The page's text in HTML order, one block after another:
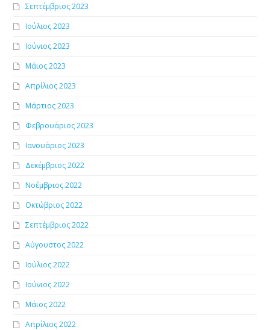
Σεπτέμβριος 2023
Ιούλιος 2023
Ιούνιος 2023
Μάιος 2023
Απρίλιος 2023
Μάρτιος 2023
Φεβρουάριος 2023
Ιανουάριος 2023
Δεκέμβριος 2022
Νοέμβριος 2022
Οκτώβριος 2022
Σεπτέμβριος 2022
Αύγουστος 2022
Ιούλιος 2022
Ιούνιος 2022
Μάιος 2022
Απρίλιος 2022